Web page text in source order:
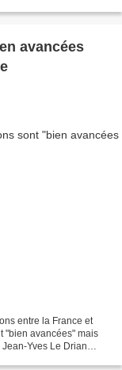
avancées
"bien avancées" mais
Yves Le Drian